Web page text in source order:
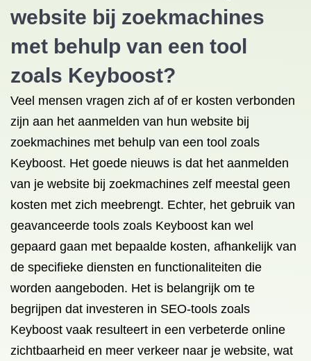
website bij zoekmachines
met behulp van een tool
zoals Keyboost?
Veel mensen vragen zich af of er kosten verbonden
zijn aan het aanmelden van hun website bij
zoekmachines met behulp van een tool zoals
Keyboost. Het goede nieuws is dat het aanmelden
van je website bij zoekmachines zelf meestal geen
kosten met zich meebrengt. Echter, het gebruik van
geavanceerde tools zoals Keyboost kan wel
gepaard gaan met bepaalde kosten, afhankelijk van
de specifieke diensten en functionaliteiten die
worden aangeboden. Het is belangrijk om te
begrijpen dat investeren in SEO-tools zoals
Keyboost vaak resulteert in een verbeterde online
zichtbaarheid en meer verkeer naar je website, wat